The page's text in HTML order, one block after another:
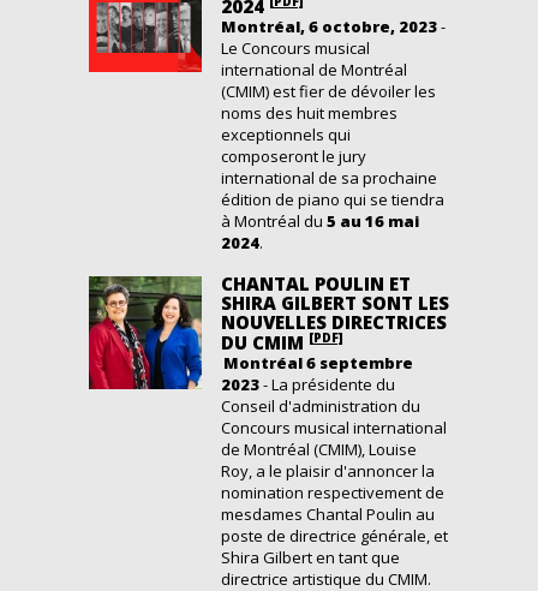
2024
Montréal, 6 octobre, 2023-
Le Concours musical
international de Montréal
(CMIM) est fier de dévoiler les
noms des huit membres
exceptionnels qui
composeront le jury
international de sa prochaine
édition de piano qui se tiendra
à Montréal du 5 au 16 mai
2024.
CHANTAL POULIN ET
SHIRA GILBERT SONT LES
NOUVELLES DIRECTRICES
DU CMIM [PDF]
Montréal 6 septembre
2023- La présidente du
Conseil d'administration du
Concours musical international
de Montréal (CMIM), Louise
Roy, a le plaisir d'annoncer la
nomination respectivement de
mesdames Chantal Poulin au
poste de directrice générale, et
Shira Gilbert en tant que
directrice artistique du CMIM.